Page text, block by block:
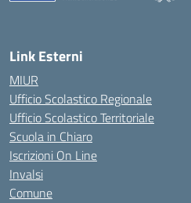
Link Esterni
MIUR
Ufficio Scolastico Regionale
Ufficio Scolastico Territoriale
Scuola in Chiaro
Iscrizioni On Line
Invalsi
Comune